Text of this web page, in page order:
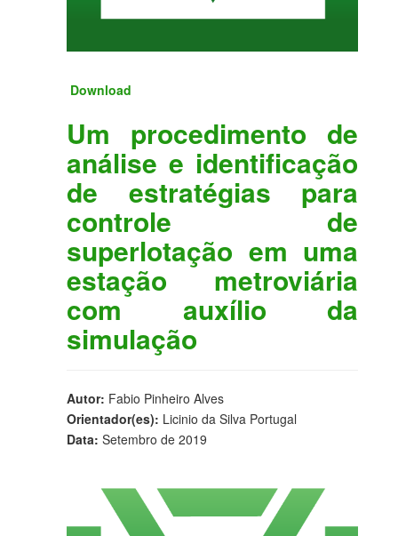
Download
Um procedimento de
análise e identificação
de estratégias para
controle de
superlotação em uma
estação metroviária
com auxílio da
simulação
Autor: Fabio Pinheiro Alves
Orientador(es): Licinio da Silva Portugal
Data: Setembro de 2019